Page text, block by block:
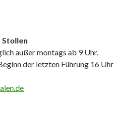
außer montags ab 9 Uhr,
der letzten Führung 16 Uhr